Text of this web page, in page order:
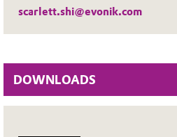
scarlett.shi@evonik.com
DOWNLOADS